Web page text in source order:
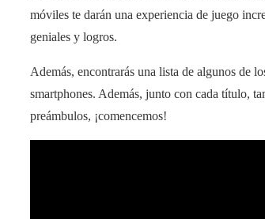
móviles te darán una experiencia de juego
geniales y logros.
Además, encontrarás una lista de algunos de
smartphones. Además, junto con cada título,
preámbulos, ¡comencemos!